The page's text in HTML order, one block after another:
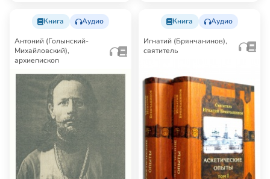
Книга Аудио
Антоний (Голынский-
Михайловский),
архиепископ
Книга Аудио
Игнатий (Брянчанинов),
святитель